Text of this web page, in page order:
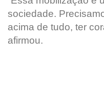
sociedade.
acima de tudo, ter
afirmou.